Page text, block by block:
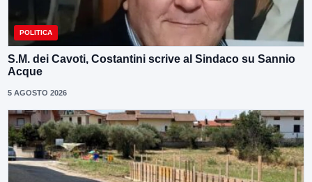
POLITICA
S.M. dei Cavoti, Costantini scrive al Sindaco su Sannio
Acque
5 AGOSTO 2026